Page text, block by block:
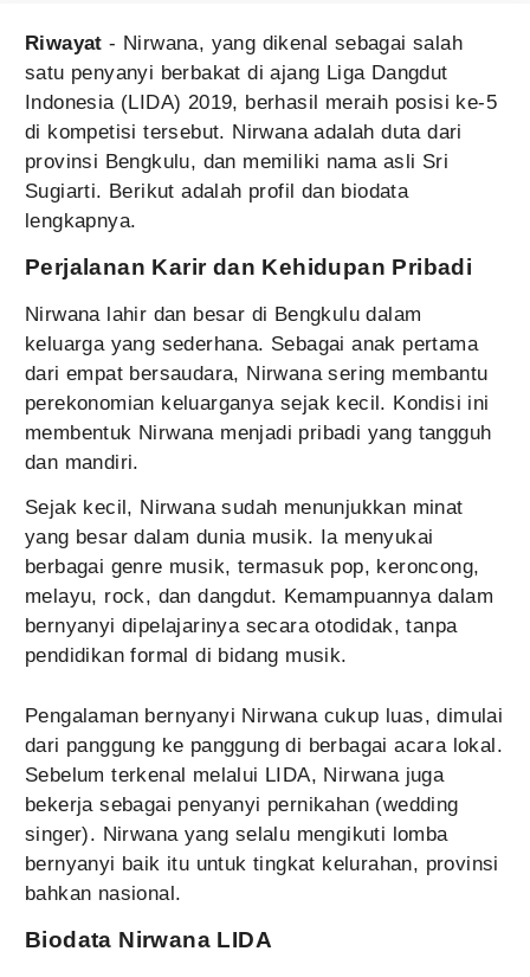
Riwayat- Nirwana, yang dikenal sebagai salah
satu penyanyi berbakat di ajang Liga Dangdut
Indonesia (LIDA) 2019, berhasil meraih posisi ke-5
di kompetisi tersebut. Nirwana adalah duta dari
provinsi Bengkulu, dan memiliki nama asli Sri
Sugiarti. Berikut adalah profil dan biodata
lengkapnya.
Perjalanan Karir dan Kehidupan Pribadi
Nirwana lahir dan besar di Bengkulu dalam
keluarga yang sederhana. Sebagai anak pertama
dari empat bersaudara, Nirwana sering membantu
perekonomian keluarganya sejak kecil. Kondisi ini
membentuk Nirwana menjadi pribadi yang tangguh
dan mandiri.
Sejak kecil, Nirwana sudah menunjukkan minat
yang besar dalam dunia musik. Ia menyukai
berbagai genre musik, termasuk pop, keroncong,
melayu, rock, dan dangdut. Kemampuannya dalam
bernyanyi dipelajarinya secara otodidak, tanpa
pendidikan formal di bidang musik.
Pengalaman bernyanyi Nirwana cukup luas, dimulai
dari panggung ke panggung di berbagai acara lokal.
Sebelum terkenal melalui LIDA, Nirwana juga
bekerja sebagai penyanyi pernikahan (wedding
singer). Nirwana yang selalu mengikuti lomba
bernyanyi baik itu untuk tingkat kelurahan, provinsi
bahkan nasional.
Biodata Nirwana LIDA